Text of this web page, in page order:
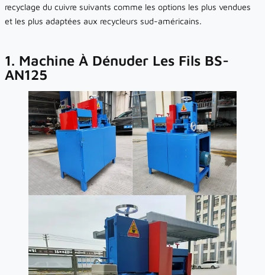
recyclage du cuivre suivants comme les options les plus vendues
et les plus adaptées aux recycleurs sud-américains.
1. Machine À Dénuder Les Fils BS-
AN125